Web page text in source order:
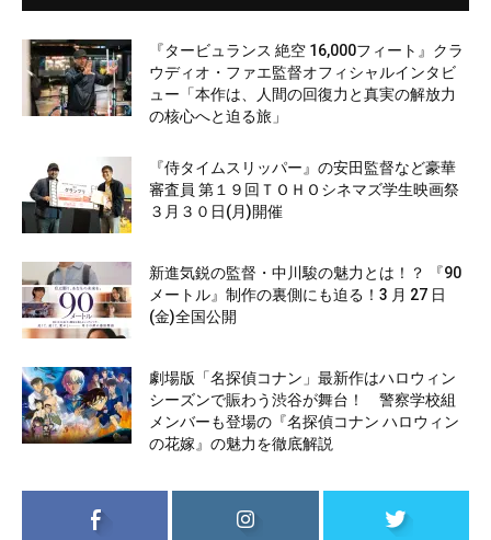
『タービュランス 絶空 16,000フィート』クラ
ウディオ・ファエ監督オフィシャルインタビ
ュー「本作は、人間の回復力と真実の解放力
の核心へと迫る旅」
『侍タイムスリッパー』の安田監督など豪華
審査員 第１９回ＴＯＨＯシネマズ学生映画祭
３月３０日(月)開催
新進気鋭の監督・中川駿の魅力とは！？ 『90
メートル』制作の裏側にも迫る！3 月 27 日
(金)全国公開
劇場版「名探偵コナン」最新作はハロウィン
シーズンで賑わう渋谷が舞台！ 警察学校組
メンバーも登場の『名探偵コナン ハロウィン
の花嫁』の魅力を徹底解説